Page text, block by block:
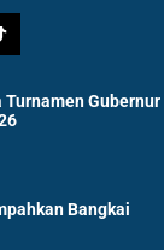
Turnamen Gubernur
Bangkai